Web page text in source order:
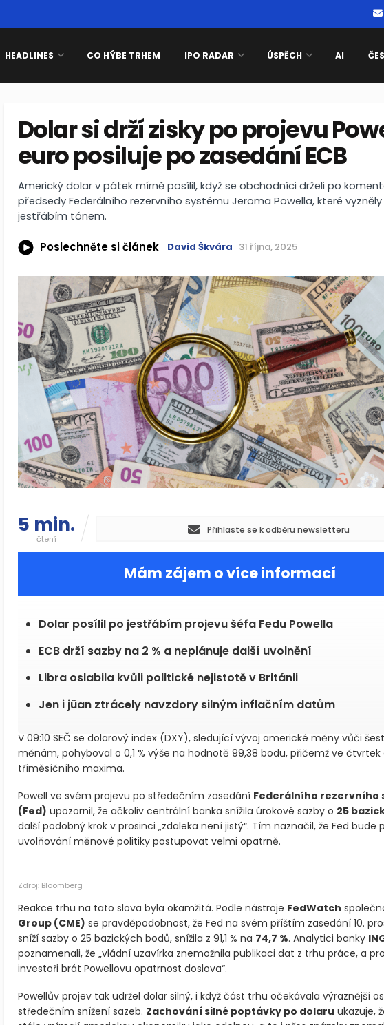
HEADLINES CO HÝBE TRHEM IPO RADAR ÚSPĚCH AI
Dolar si drží zisky po projevu
euro posiluje po zasedání ECB
Americký dolar v pátek mírně posílil, když se obchodníci drželi po
předsedy Federálního rezervního systému Jeroma Powella, které
jestřábím tónem.
Poslechněte si článek David Škvára 31 října, 2025
5 min.
čtení
Přihlaste se k odběru newsletteru
Mám zájem o více informací
Dolar posílil po jestřábím projevu šéfa Fedu Powella
ECB drží sazby na 2 % a neplánuje další uvolnění
Libra oslabila kvůli politické nejistotě v Británii
Jen i jüan ztrácely navzdory silným inflačním datům
V 09:10 SEČ se dolarový index (DXY), sledující vývoj americké měny vůči
měnám, pohyboval o 0,1 % výše na hodnotě 99,38 bodu, přičemž ve čtvrtek
tříměsíčního maxima.
Powell ve svém projevu po středečním zasedání Federálního rezervního
(Fed) upozornil, že ačkoliv centrální banka snížila úrokové sazby o 25
další podobný krok v prosinci „zdaleka není jistý“. Tím naznačil, že Fed bude
uvolňování měnové politiky postupovat velmi opatrně.
Zdroj: Bloomberg
Reakce trhu na tato slova byla okamžitá. Podle nástroje FedWatch
Group (CME) se pravděpodobnost, že Fed na svém příštím zasedání 10.
sníží sazby o 25 bazických bodů, snížila z 91,1 % na 74,7 %. Analytici banky
poznamenali, že „vládní uzavírka znemožnila publikaci dat z trhu práce, a
investoři brát Powellovu opatrnost doslova“.
Powellův projev tak udržel dolar silný, i když část trhu očekávala výraznější
středečním snížení sazeb. Zachování silné poptávky po dolaru ukazuje,